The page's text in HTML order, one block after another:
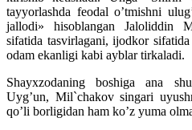
tayyorlashda feodal o’tmishni
jallodi» hisoblangan Jaloliddin
sifatida tasvirlagani, ijodkor
odam ekanligi kabi ayblar tirkaladi.
Shayxzodaning boshiga ana
Uyg’un, Mil`chakov singari
qo’li borligidan ham ko’z yuma